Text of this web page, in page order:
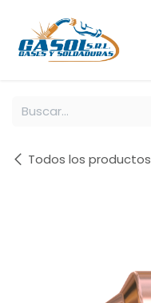
Todos los productos